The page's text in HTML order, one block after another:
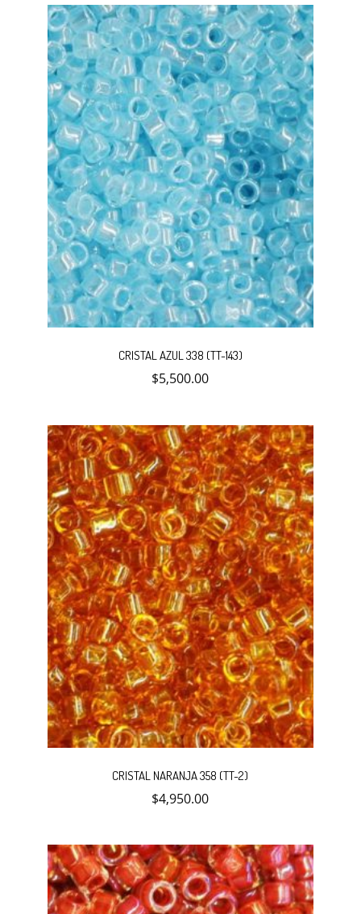
CRISTAL AZUL 338 (TT-143)
$5,500.00
CRISTAL NARANJA 358 (TT-2)
$4,950.00